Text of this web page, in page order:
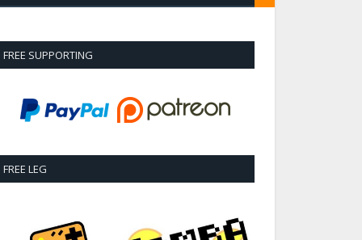
FREE SUPPORTING
FREE LEG